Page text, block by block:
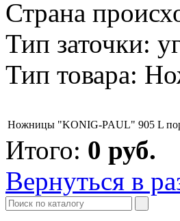
Страна
Тип заточки:
Тип товара:
Ножницы "KONIG-PAUL" 905 L
Итого: 0 руб.
Вернуться в